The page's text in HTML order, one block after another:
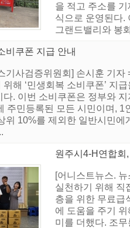
을 적고 주소를
식으로 운영된다.
그랜드밸리와 봉
비쿠폰 지급 안내
기사검증위원회] 손시훈 기
해 ‘민생회복 소비쿠폰’ 지
다. 이번 소비쿠폰은 정부와
주민등록된 모든 시민이며,
위 10%를 제외한 일반시민
원주시4-H연합회,
[어니스트뉴스.
실천하기 위해 직
층을 위한 무료급
에 도움을 주기
미를 더했다. 조